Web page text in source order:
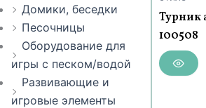
Домики, беседки
Песочницы
Оборудование для
игры с песком/водой
Развивающие и
игровые элементы
Турник
100508